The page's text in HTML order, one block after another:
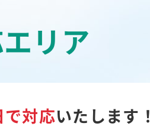
リア
対応いたします！